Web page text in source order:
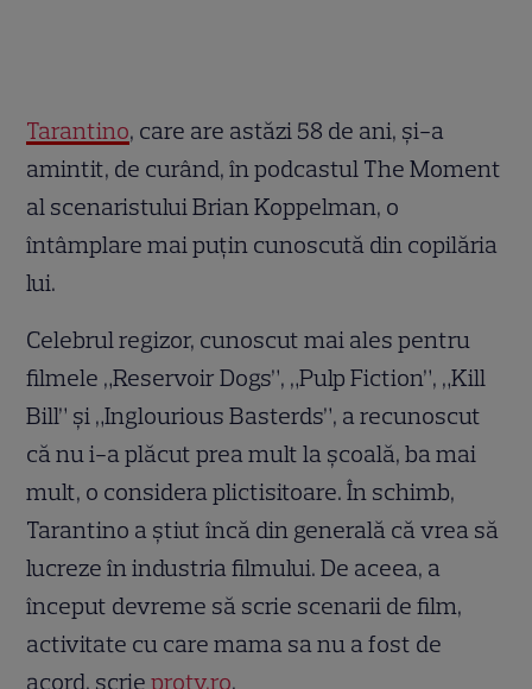
Tarantino, care are astăzi 58 de ani, și-a
amintit, de curând, în podcastul The Moment
al scenaristului Brian Koppelman, o
întâmplare mai puțin cunoscută din copilăria
lui.
Celebrul regizor, cunoscut mai ales pentru
filmele „Reservoir Dogs”, „Pulp Fiction”, „Kill
Bill” și „Inglourious Basterds”, a recunoscut
că nu i-a plăcut prea mult la școală, ba mai
mult, o considera plictisitoare. În schimb,
Tarantino a știut încă din generală că vrea să
lucreze în industria filmului. De aceea, a
început devreme să scrie scenarii de film,
activitate cu care mama sa nu a fost de
acord, scrieprotv.ro.